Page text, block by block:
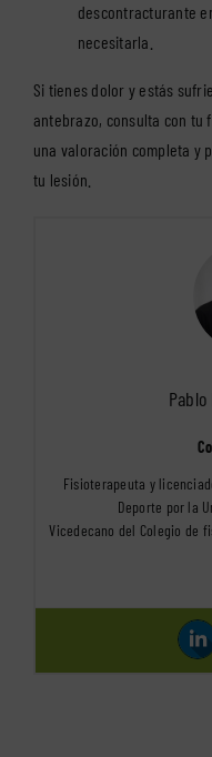
descontracturante
necesitarla.
Si tienes dolor y estás
antebrazo, consulta con
una valoración completa y
tu lesión.
Fisioterapeuta y
Deporte por la
Vicedecano del Colegio de